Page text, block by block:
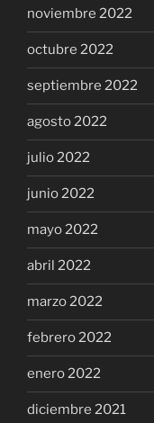
noviembre 2022
octubre 2022
septiembre 2022
agosto 2022
julio 2022
junio 2022
mayo 2022
abril 2022
marzo 2022
febrero 2022
enero 2022
diciembre 2021